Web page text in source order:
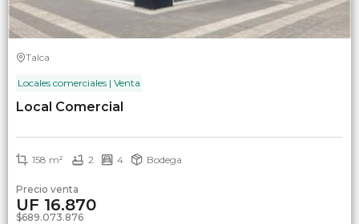
Talca
Locales comerciales | Venta
Local Comercial
158 m² 2 4 Bodega
Precio venta
UF 16.870
$689.073.876